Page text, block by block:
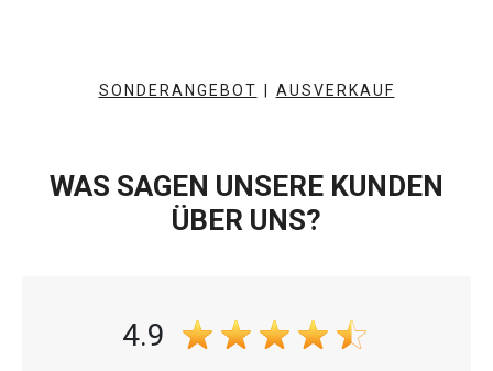
SONDERANGEBOT AUSVERKAUF
WAS SAGEN UNSERE KUNDEN
ÜBER UNS?
4.9